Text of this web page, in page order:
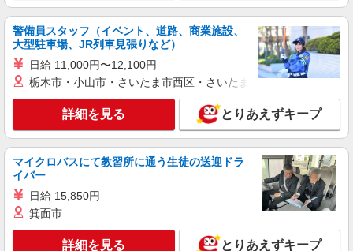
警備員スタッフ（イベント、道路、商業施設、
大型駐車場、JR列車見張りなど）
日給 11,000円〜12,100円
栃木市・小山市・さいたま市西区・さいたま市岩槻区・久喜市・
詳細を見る とりあえずキープ
マイクロバスにて教習所に通う生徒の送迎ドラ
イバー
日給 15,850円
箕面市
詳細を見る とりあえずキープ